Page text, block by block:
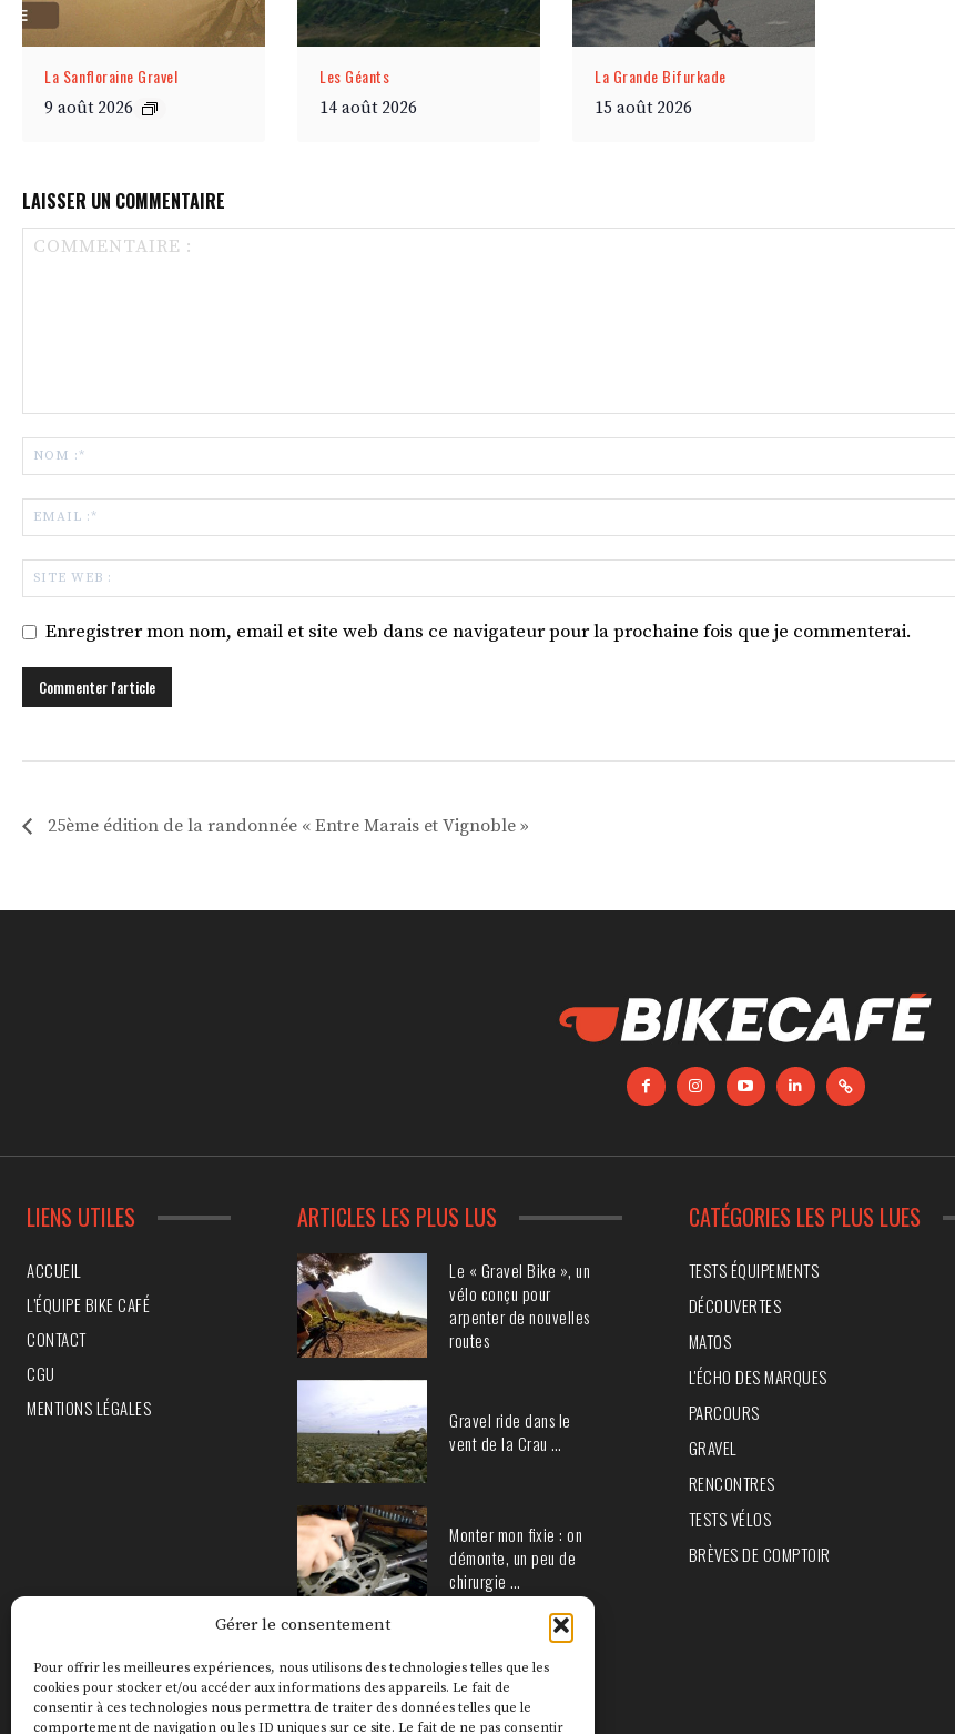
Gérer le consentement
Pour offrir les meilleures expériences, nous utilisons des technologies telles que les
cookies pour stocker et/ou accéder aux informations des appareils. Le fait de
consentir à ces technologies nous permettra de traiter des données telles que le
comportement de navigation ou les ID uniques sur ce site. Le fait de ne pas consentir
La Sanfloraine Gravel
9 août 2026
Les Géants
14 août 2026
La Grande Bifurkade
15 août 2026
LAISSER UN COMMENTAIRE
Enregistrer mon nom, email et site web dans ce navigateur pour la prochaine fois que je commenterai.
25ème édition de la randonnée « Entre Marais et Vignoble »
LIENS UTILES
ACCUEIL
L’ÉQUIPE BIKE CAFÉ
CONTACT
CGU
MENTIONS LÉGALES
ARTICLES LES PLUS LUS
Le « Gravel Bike », un
vélo conçu pour
arpenter de nouvelles
routes
Gravel ride dans le
vent de la Crau …
Monter mon fixie : on
démonte, un peu de
chirurgie …
CATÉGORIES LES PLUS LUES
TESTS ÉQUIPEMENTS
DÉCOUVERTES
MATOS
L'ÉCHO DES MARQUES
PARCOURS
GRAVEL
RENCONTRES
TESTS VÉLOS
BRÈVES DE COMPTOIR